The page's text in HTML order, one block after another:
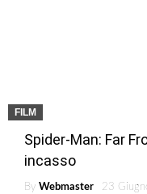
FILM
Spider-Man: Far
incasso
By Webmaster 23